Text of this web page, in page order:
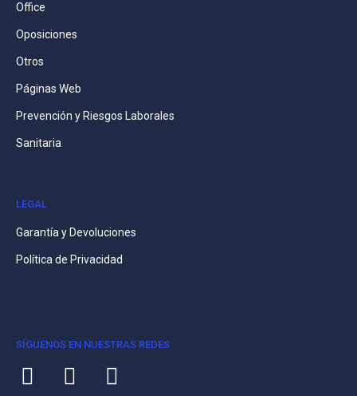
Office
Oposiciones
Otros
Páginas Web
Prevención y Riesgos Laborales
Sanitaria
LEGAL
Garantía y Devoluciones
Política de Privacidad
SÍGUENOS EN NUESTRAS REDES